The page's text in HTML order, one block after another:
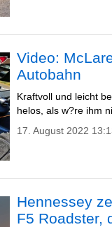
Video:
Autobahn
Kraftvoll und leicht
helos, als w?re ihm
17. August 2022
Hennessey
F5 Roadster,